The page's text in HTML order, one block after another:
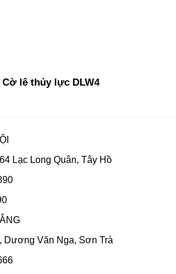
Cờ lê thủy lực DLW4
Lạc Long Quân, Tây Hồ
Dương Văn Nga, Sơn Trà